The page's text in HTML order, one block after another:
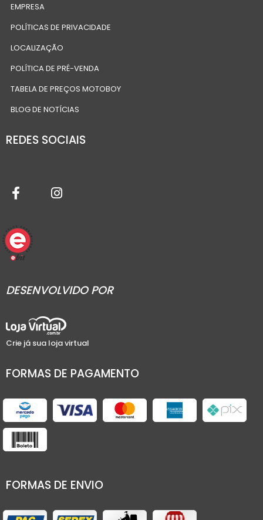
EMPRESA
POLÍTICAS DE PRIVACIDADE
LOCALIZAÇÃO
POLÍTICA DE PRÉ-VENDA
TABELA DE PREÇOS MOTOBOY
BLOG DE NOTÍCIAS
REDES SOCIAIS
DESENVOLVIDO POR
Crie já sua loja virtual
FORMAS DE PAGAMENTO
FORMAS DE ENVIO